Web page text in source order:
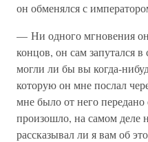
он обменялся с
— Ни одного мгновения
концов, он сам запутался
могли ли бы вы когда-
которую он мне послал
мне было от него
произошло, на самом деле
рассказывал ли я вам об